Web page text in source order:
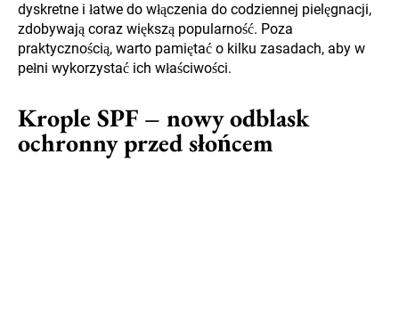
dyskretne i łatwe do włączenia do codziennej pielęgnacji,
zdobywają coraz większą popularność. Poza
praktycznością, warto pamiętać o kilku zasadach, aby w
pełni wykorzystać ich właściwości.
Krople SPF – nowy odblask
ochronny przed słońcem